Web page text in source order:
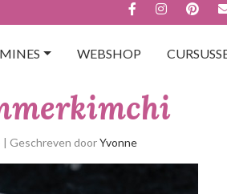
WEBSHOP
| Geschreven doorYvonne